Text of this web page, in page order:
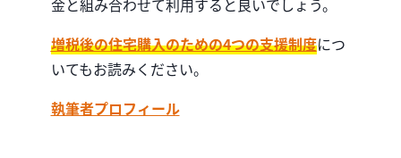
増税後の住宅購入のための4つの支援制度につ
いてもお読みください。
執筆者プロフィール